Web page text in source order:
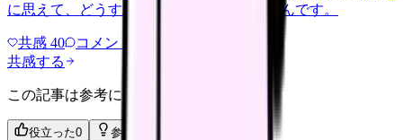
に思えて、どうすればいいのか分からないんです。
共感 40 コメント
共感する
この記事は参考になりましたか？
役立った0 参考になった